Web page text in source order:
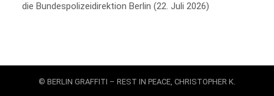
die Bundespolizeidirektion Berlin
22. Juli 2026
© BERLIN GRAFFITI – REST IN PEACE, CHRISTOPHER K.